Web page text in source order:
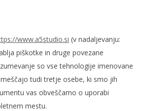
www.a5studio.si (v nadaljevanju:
piškotke in druge povezane
so vse tehnologije imenovane
tudi tretje osebe, ki smo jih
vas obveščamo o uporabi
mestu.